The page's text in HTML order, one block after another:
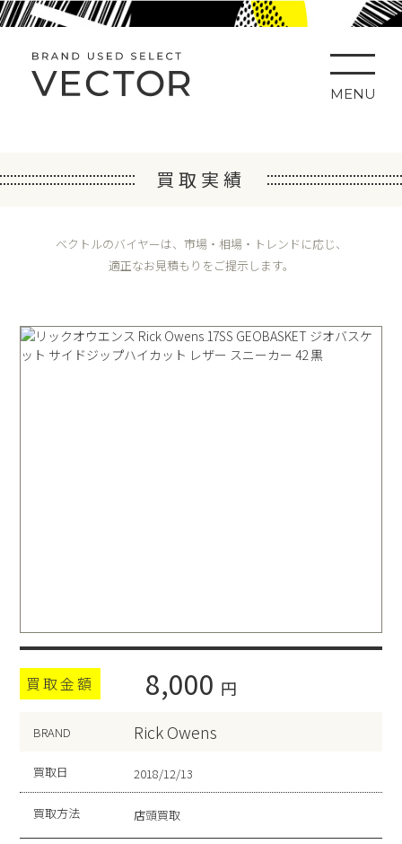
MENU
買取実績
ベクトルのバイヤーは、市場・相場・トレンドに応じ、
適正なお見積もりをご提示します。
買取金額 8,000 円
BRAND Rick Owens
買取日 2018/12/13
買取方法 店頭買取